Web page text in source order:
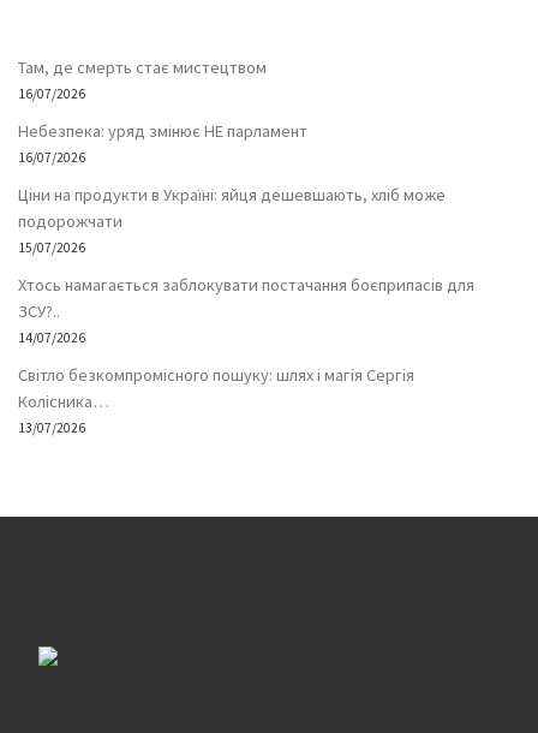
Там, де смерть стає мистецтвом
16/07/2026
Небезпека: уряд змінює НЕ парламент
16/07/2026
Ціни на продукти в Україні: яйця дешевшають, хліб може
подорожчати
15/07/2026
Хтось намагається заблокувати постачання боєприпасів для
ЗСУ?..
14/07/2026
Світло безкомпромісного пошуку: шлях і магія Сергія
Колісника…
13/07/2026